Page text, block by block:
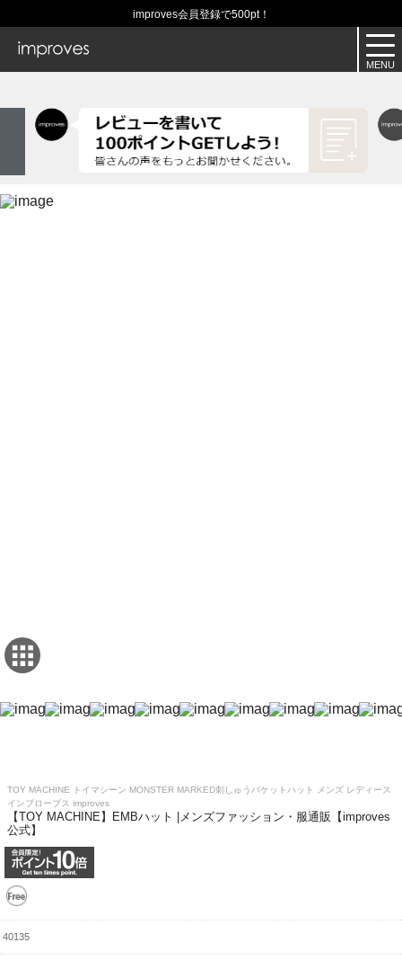
improves会員登録で500pt！
TOY MACHINE トイマシーン MONSTER MARKED刺しゅうバケットハット メンズ レディース
インプローブス improves
【TOY MACHINE】EMBハット |メンズファッション・服通販【improves
公式】
40135